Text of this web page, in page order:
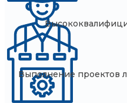
Выполнение проектов